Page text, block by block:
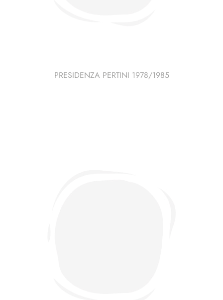
PRESIDENZA PERTINI 1978/1985